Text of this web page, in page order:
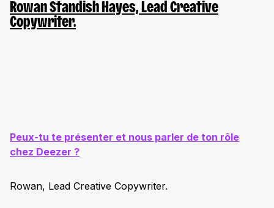
RowanStandish Hayes, Lead Creative
Copywriter.
Peux-tu te présenter et nous parler de ton rôle
chez Deezer ?
Rowan, Lead Creative Copywriter.